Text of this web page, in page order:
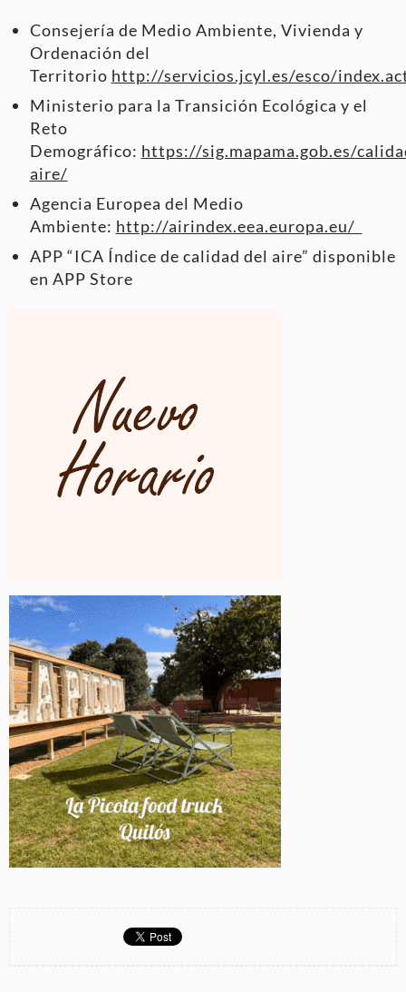
Consejería de Medio Ambiente, Vivienda y
Ordenación del
Territorio http://servicios.jcyl.es/esco/
Ministerio para la Transición Ecológica y el
Reto
Demográfico: https://sig.mapama.gob.es/
aire/
Agencia Europea del Medio
Ambiente: http://airindex.eea.europa.eu/
APP “ICA Índice de calidad del aire” disponible
en APP Store